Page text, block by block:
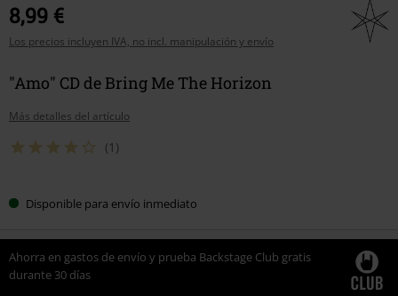
8,99 €
Los precios incluyen IVA, no incl. manipulación y envío
"Amo" CD de Bring Me The Horizon
Más detalles del artículo
(1)
Disponible para envío inmediato
Ahorra en gastos de envío y prueba Backstage Club gratis
durante 30 días